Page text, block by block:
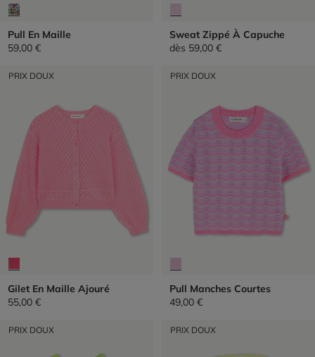
Pull En Maille
59,00 €
Sweat Zippé À Capuche
dès 59,00 €
PRIX DOUX
Gilet En Maille Ajouré
55,00 €
PRIX DOUX
Pull Manches Courtes
49,00 €
PRIX DOUX PRIX DOUX